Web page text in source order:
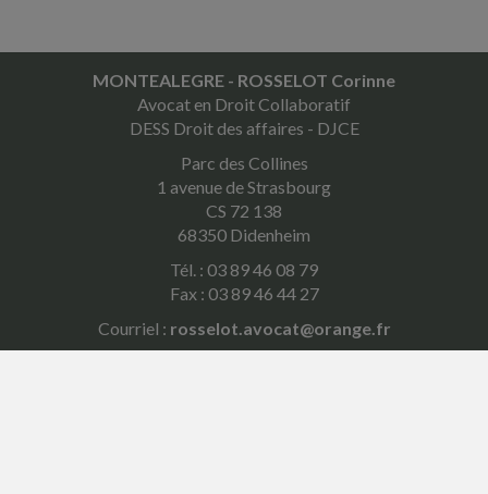
MONTEALEGRE - ROSSELOT Corinne
Avocat en Droit Collaboratif
DESS Droit des affaires - DJCE
Parc des Collines
1 avenue de Strasbourg
CS 72 138
68350 Didenheim
Tél. : 03 89 46 08 79
Fax : 03 89 46 44 27
Courriel : rosselot.avocat@orange.fr